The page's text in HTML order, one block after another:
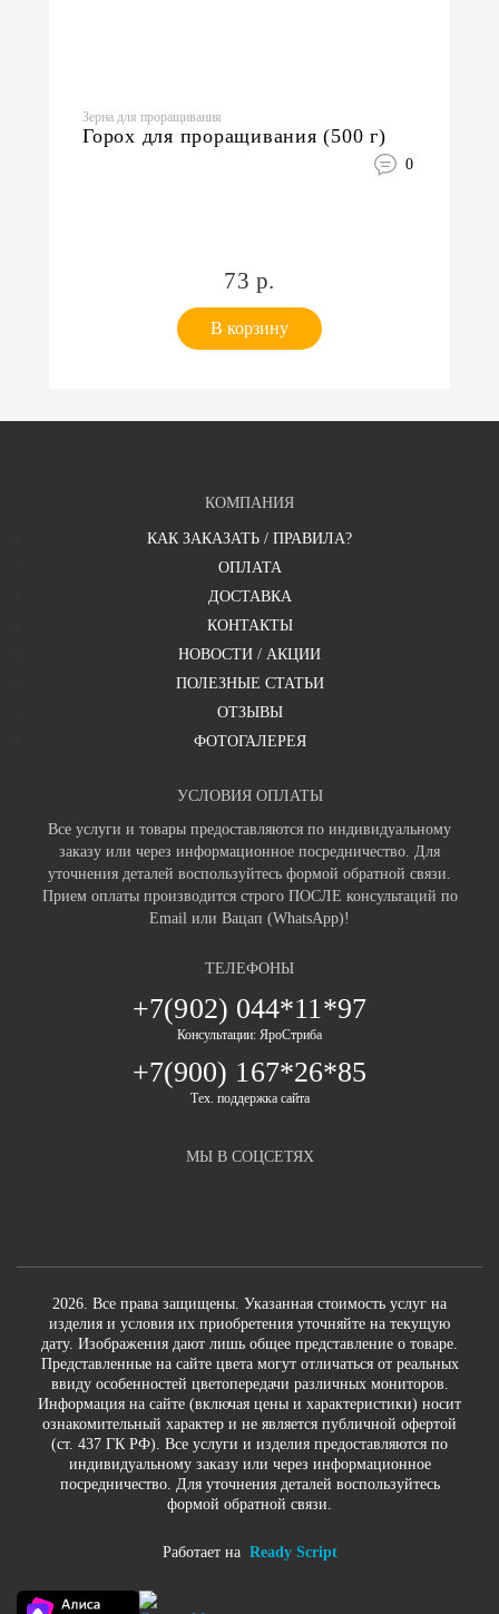
Зерна для проращивания
Горох для проращивания (500 г)
0
73 р.
В корзину
КОМПАНИЯ
КАК ЗАКАЗАТЬ / ПРАВИЛА?
ОПЛАТА
ДОСТАВКА
КОНТАКТЫ
НОВОСТИ / АКЦИИ
ПОЛЕЗНЫЕ СТАТЬИ
ОТЗЫВЫ
ФОТОГАЛЕРЕЯ
УСЛОВИЯ ОПЛАТЫ
Все услуги и товары предоставляются по индивидуальному
заказу или через информационное посредничество. Для
уточнения деталей воспользуйтесь формой обратной связи.
Прием оплаты производится строго ПОСЛЕ консультаций по
Email или Вацап (WhatsApp)!
ТЕЛЕФОНЫ
+7(902) 044*11*97
Консультации: ЯроСтриба
+7(900) 167*26*85
Тех. поддержка сайта
МЫ В СОЦСЕТЯХ
2026. Все права защищены. Указанная стоимость услуг на
изделия и условия их приобретения уточняйте на текущую
дату. Изображения дают лишь общее представление о товаре.
Представленные на сайте цвета могут отличаться от реальных
ввиду особенностей цветопередачи различных мониторов.
Информация на сайте (включая цены и характеристики) носит
ознакомительный характер и не является публичной офертой
(ст. 437 ГК РФ). Все услуги и изделия предоставляются по
индивидуальному заказу или через информационное
посредничество. Для уточнения деталей воспользуйтесь
формой обратной связи.
Работает на Ready Script